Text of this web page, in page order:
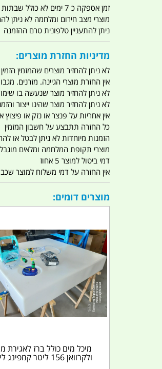
זמן אספקה כ 7 ימים לא כולל שבתות חגים ארועים חריגים מלחמות מגפה מתקפת טרור מתקפת מחשבים
מוצרי מצב חירום ומלחמה לא ניתן
ניתן להתעניין טלפונית טרם ההזמנה 0523214741
מדיניות החזרת מוצרים:
לא ניתן להחזיר מוצרים שהמזמין
אין החזרת מוצרי הגיינה. מזרנים.
לא ניתן להחזיר מוצר שנעשה בו
לא ניתן להחזיר מוצר שהינו ייצור
אין אחריות על פנצר או נזק או פיצוץ
כל החזרה תתבצע על חשבון המזמין
הזמנות מיוחדות לא ניתן לבטל או
מוצרי תקופת המלחמה ומלאים
דמי ביטול למוצר 5 אחוז
אין החזרה על דמי משלוח למוצר
מוצרים דומים:
מיכל מים כולל ברז לאגירת
ולקרוואן 156 ליטר קמפינג לייף